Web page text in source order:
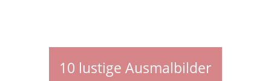
10 lustige Ausmalbilder